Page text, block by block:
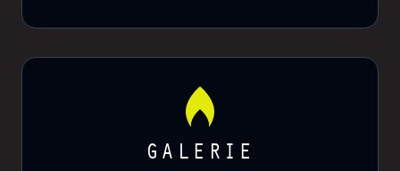
GALERIE